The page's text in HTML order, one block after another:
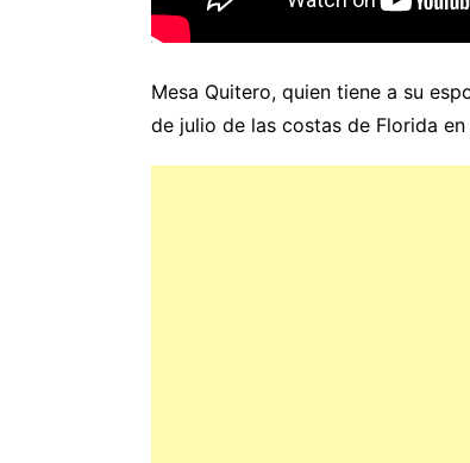
Mesa Quitero, quien tiene a su
de julio de las costas de Florida